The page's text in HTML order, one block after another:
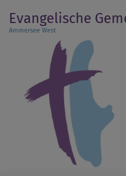
zum
Inhalt
Evangelische
Ammersee West